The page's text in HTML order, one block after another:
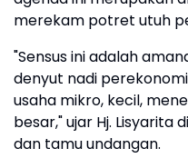
merekam potret utuh
​"Sensus ini adalah
denyut nadi
usaha mikro, kecil,
besar," ujar Hj. Lisyarita
dan tamu undangan.